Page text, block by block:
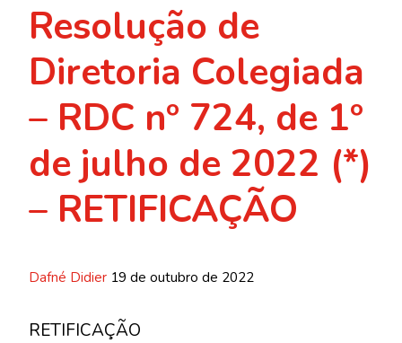
Resolução de
Diretoria Colegiada
– RDC nº 724, de 1º
de julho de 2022 (*)
– RETIFICAÇÃO
Dafné Didier 19 de outubro de 2022
RETIFICAÇÃO